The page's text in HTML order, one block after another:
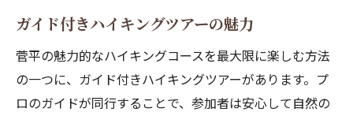
ガイド付きハイキングツアーの魅力
菅平の魅力的なハイキングコースを最大限に楽しむ方法
の一つに、ガイド付きハイキングツアーがあります。プ
ロのガイドが同行することで、参加者は安心して自然の